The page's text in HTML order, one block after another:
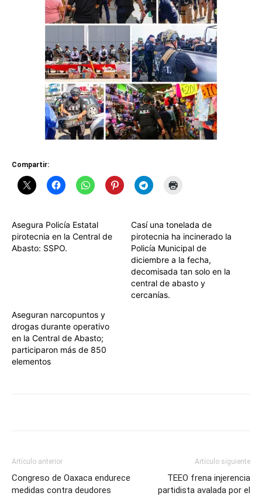
Compartir:
Asegura Policía Estatal
pirotecnia en la Central de
Abasto: SSPO.
Casí una tonelada de
pirotecnia ha incinerado la
Policía Municipal de
diciembre a la fecha,
decomisada tan solo en la
central de abasto y
cercanías.
Aseguran narcopuntos y
drogas durante operativo
en la Central de Abasto;
participaron más de 850
elementos
Artículo anterior
Congreso de Oaxaca endurece
medidas contra deudores
Artículo siguiente
TEEO frena injerencia
partidista avalada por el